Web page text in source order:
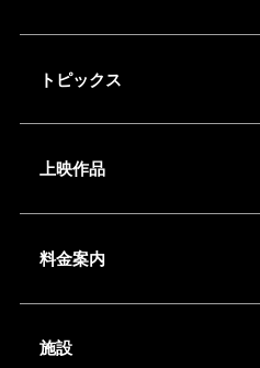
トピックス
上映作品
料金案内
施設